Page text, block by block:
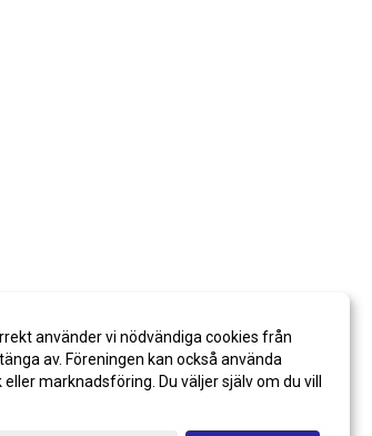
använder vi nödvändiga cookies från
av. Föreningen kan också använda
marknadsföring. Du väljer själv om du vill